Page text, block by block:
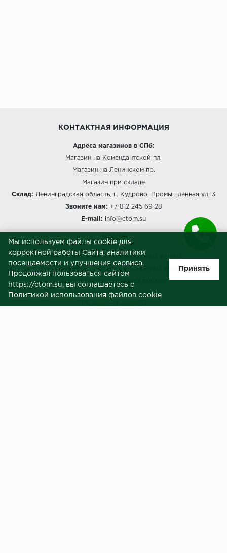
КОНТАКТНАЯ ИНФОРМАЦИЯ
Адреса магазинов в СПб:
Магазин на Комендантской пл.
Магазин на Ленинском пр.
Магазин при складе
Склад: Ленинградская область, г. Кудрово, Промышленная ул, 3
Звоните нам: +7 812 245 69 28
E-mail: info@ctom.su
МЕНЮ
Политика обработки персональных данных
Согласие на обработку персональных данных
Пользовательское соглашение
Публичная оферта
Мы используем файлы cookie для
корректной работы Сайта, аналитики
посещаемости и улучшения сервиса.
Продолжая пользоваться сайтом
https://ctom.su, вы соглашаетесь с
Политикой использования файлов cookie
Принять